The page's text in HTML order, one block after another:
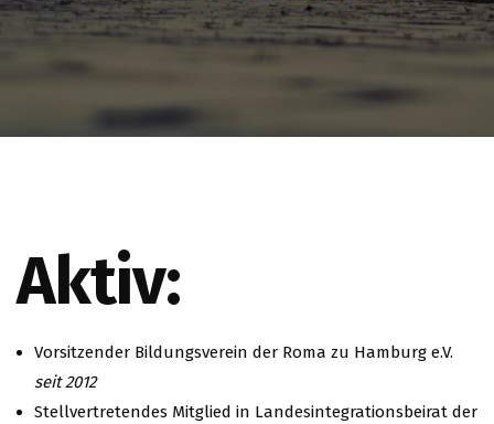
Aktiv:
Vorsitzender Bildungsverein der Roma zu Hamburg e.V.
seit 2012
Stellvertretendes Mitglied in Landesintegrationsbeirat der